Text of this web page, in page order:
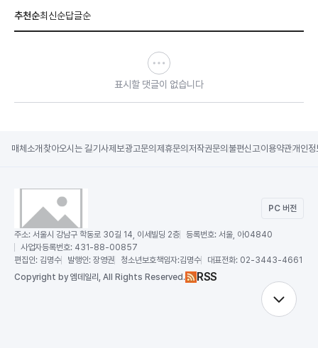
추천순최신순답글순
표시할 댓글이 없습니다
매체소개 찾아오시는 길기사제보광고문의 제휴문의 저작권문의 불편신고이용약관개인정
PC 버전
주소: 서울시 강남구 학동로 30길 14, 이세빌딩 2층 등록번호: 서울, 아04840
사업자등록번호: 431-88-00857
편집인: 김명수 발행인: 장영권 청소년보호책임자:김명수 대표전화: 02-3443-4661
Copyright by 엠데일리, All Rights Reserved. RSS